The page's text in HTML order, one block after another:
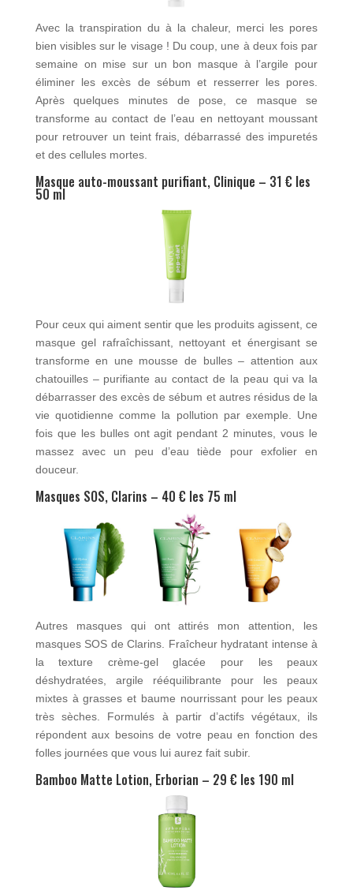
Avec la transpiration du à la chaleur, merci les pores
bien visibles sur le visage ! Du coup, une à deux fois par
semaine on mise sur un bon masque à l’argile pour
éliminer les excès de sébum et resserrer les pores.
Après quelques minutes de pose, ce masque se
transforme au contact de l’eau en nettoyant moussant
pour retrouver un teint frais, débarrassé des impuretés
et des cellules mortes.
Masque auto-moussant purifiant, Clinique – 31 € les
50 ml
Pour ceux qui aiment sentir que les produits agissent, ce
masque gel rafraîchissant, nettoyant et énergisant se
transforme en une mousse de bulles – attention aux
chatouilles – purifiante au contact de la peau qui va la
débarrasser des excès de sébum et autres résidus de la
vie quotidienne comme la pollution par exemple. Une
fois que les bulles ont agit pendant 2 minutes, vous le
massez avec un peu d’eau tiède pour exfolier en
douceur.
Masques SOS, Clarins – 40 € les 75 ml
Autres masques qui ont attirés mon attention, les
masques SOS de Clarins. Fraîcheur hydratant intense à
la texture crème-gel glacée pour les peaux
déshydratées, argile rééquilibrante pour les peaux
mixtes à grasses et baume nourrissant pour les peaux
très sèches. Formulés à partir d’actifs végétaux, ils
répondent aux besoins de votre peau en fonction des
folles journées que vous lui aurez fait subir.
Bamboo Matte Lotion, Erborian – 29 € les 190 ml